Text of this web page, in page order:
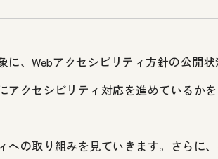
、Webアクセシビリティ方針の公開
アクセシビリティ対応を進めているか
の取り組みを見ていきます。さらに